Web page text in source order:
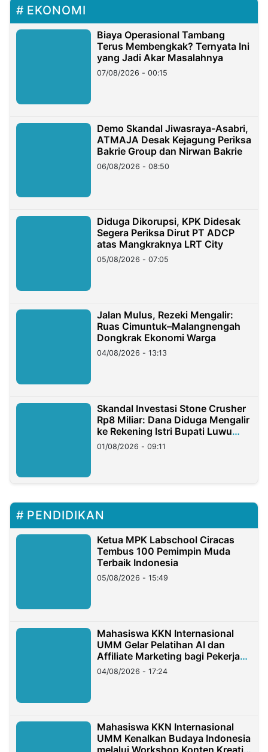
EKONOMI
Biaya Operasional Tambang
Terus Membengkak? Ternyata Ini
yang Jadi Akar Masalahnya
07/08/2026 - 00:15
Demo Skandal Jiwasraya-Asabri,
ATMAJA Desak Kejagung Periksa
Bakrie Group dan Nirwan Bakrie
06/08/2026 - 08:50
Diduga Dikorupsi, KPK Didesak
Segera Periksa Dirut PT ADCP
atas Mangkraknya LRT City
05/08/2026 - 07:05
Jalan Mulus, Rezeki Mengalir:
Ruas Cimuntuk–Malangnengah
Dongkrak Ekonomi Warga
04/08/2026 - 13:13
Skandal Investasi Stone Crusher
Rp8 Miliar: Dana Diduga Mengalir
ke Rekening Istri Bupati Luwu
Timur
01/08/2026 - 09:11
PENDIDIKAN
Ketua MPK Labschool Ciracas
Tembus 100 Pemimpin Muda
Terbaik Indonesia
05/08/2026 - 15:49
Mahasiswa KKN Internasional
UMM Gelar Pelatihan AI dan
Affiliate Marketing bagi Pekerja
Migran Indonesia di Taiwan
04/08/2026 - 17:24
Mahasiswa KKN Internasional
UMM Kenalkan Budaya Indonesia
melalui Workshop Konten Kreatif